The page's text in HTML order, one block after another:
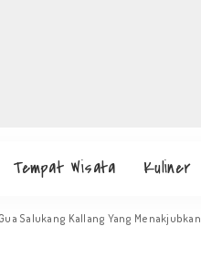
Tempat Wisata Kuliner
Salukang Kallang Yang Menakjubkan